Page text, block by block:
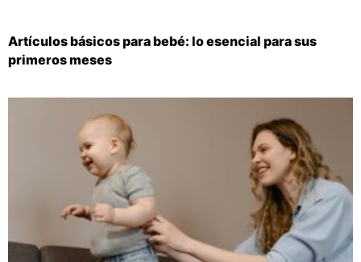
Artículos básicos para bebé: lo esencial para sus
primeros meses